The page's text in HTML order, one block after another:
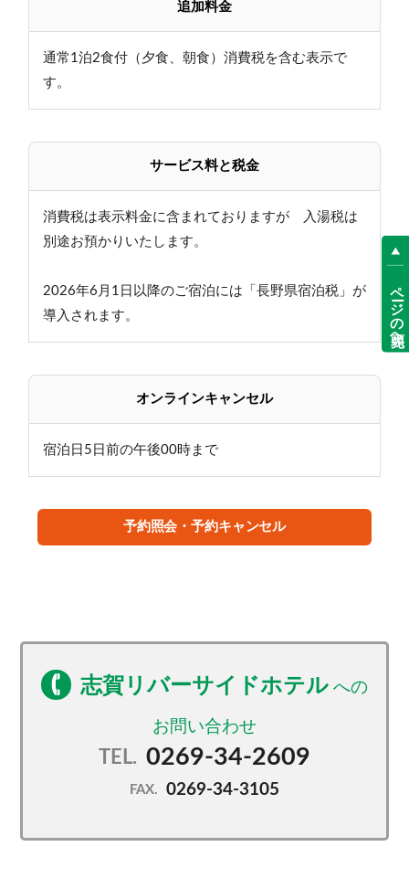
追加料金
通常1泊2食付（夕食、朝食）消費税を含む表示で
す。
サービス料と税金
消費税は表示料金に含まれておりますが 入湯税は
別途お預かりいたします。
2026年6月1日以降のご宿泊には「長野県宿泊税」が
導入されます。
オンラインキャンセル
宿泊日5日前の午後00時まで
予約照会・予約キャンセル
志賀リバーサイドホテル
TEL. 0269-34-2609
FAX. 0269-34-3105
ページの先頭へ